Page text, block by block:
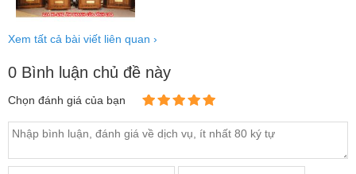
Xem tất cả bài viết liên quan ›
0 Bình luận chủ đề này
Chọn đánh giá của bạn